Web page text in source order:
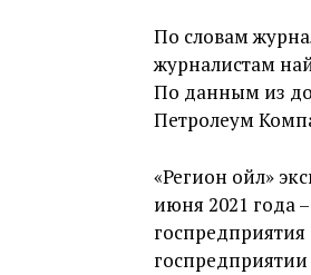
По словам
журналистам
По данным из
Петролеум
«Регион ойл»
июня 2021 года